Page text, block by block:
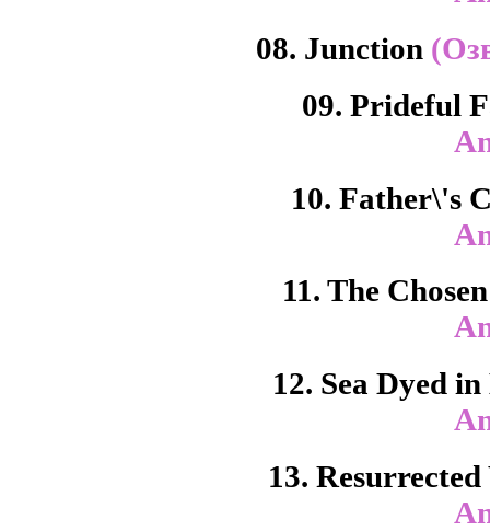
08. Junction
09. Prideful
10. Father\'s
11. The
12. Sea Dyed
13.